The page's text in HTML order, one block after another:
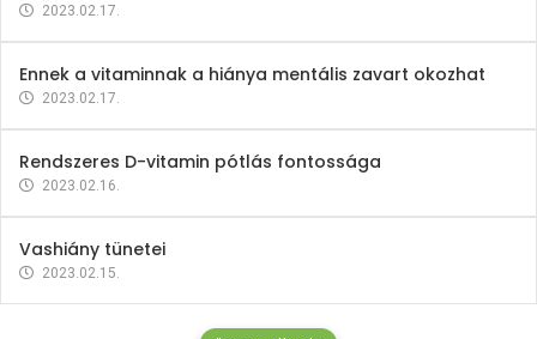
2023.02.17.
Ennek a vitaminnak a hiánya mentális zavart okozhat
2023.02.17.
Rendszeres D-vitamin pótlás fontossága
2023.02.16.
Vashiány tünetei
2023.02.15.